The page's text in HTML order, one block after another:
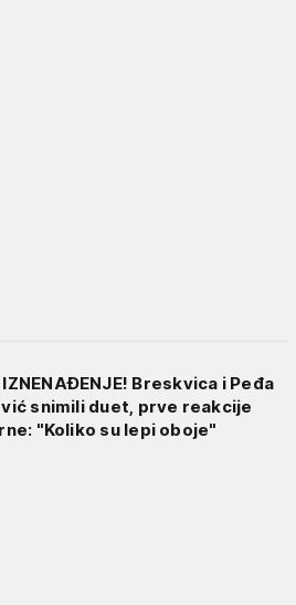
IZNENAĐENJE! Breskvica i Peđa
snimili duet, prve reakcije
"Koliko su lepi oboje"